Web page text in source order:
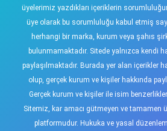
üyelerimiz yazdıkları içeriklerin
üye olarak bu sorumluluğu kabul etmiş
herhangi bir marka, kurum veya şahıs
bulunmamaktadır. Sitede yalnızca kendi
paylaşılmaktadır. Burada yer alan içerikler
olup, gerçek kurum ve kişiler hakkında
Gerçek kurum ve kişiler ile isim
Sitemiz, kar amacı gütmeyen ve tamamen
platformudur. Hukuka ve yasal